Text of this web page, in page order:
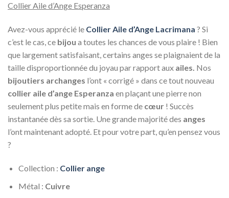
Collier Aile d’Ange Esperanza
Avez-vous apprécié le Collier Aile d’Ange Lacrimana ? Si
c’est le cas, ce bijou a toutes les chances de vous plaire ! Bien
que largement satisfaisant, certains anges se plaignaient de la
taille disproportionnée du joyau par rapport aux ailes. Nos
bijoutiers archanges l’ont « corrigé » dans ce tout nouveau
collier aile d’ange Esperanza en plaçant une pierre non
seulement plus petite mais en forme de cœur ! Succès
instantanée dès sa sortie. Une grande majorité des anges
l’ont maintenant adopté. Et pour votre part, qu’en pensez vous
?
Collection : Collier ange
Métal : Cuivre